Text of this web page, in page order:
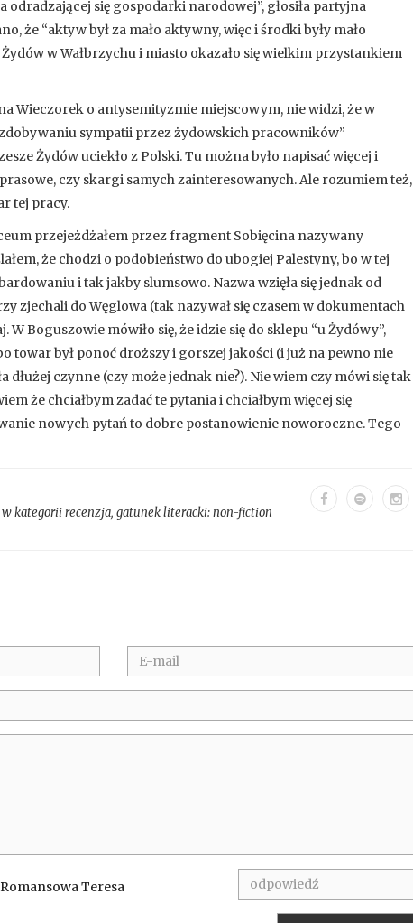
odradzającej się gospodarki narodowej”, głosiła partyjna
że “aktyw był za mało aktywny, więc i środki były mało
w Wałbrzychu i miasto okazało się wielkim przystankiem
Wieczorek o antysemityzmie miejscowym, nie widzi, że w
sympatii przez żydowskich pracowników”
Żydów uciekło z Polski. Tu można było napisać więcej i
czy skargi samych zainteresowanych. Ale rozumiem też,
tej pracy.
przejeżdżałem przez fragment Sobięcina nazywany
że chodzi o podobieństwo do ubogiej Palestyny, bo w tej
i tak jakby slumsowo. Nazwa wzięła się jednak od
zjechali do Węglowa (tak nazywał się czasem w dokumentach
W Boguszowie mówiło się, że idzie się do sklepu “u Żydówy”,
towar był ponoć droższy i gorszej jakości (i już na pewno nie
dłużej czynne (czy może jednak nie?). Nie wiem czy mówi się tak
że chciałbym zadać te pytania i chciałbym więcej się
nowych pytań to dobre postanowienie noworoczne. Tego
w kategoriirecenzja, gatunek literacki:non-fiction
Teresa